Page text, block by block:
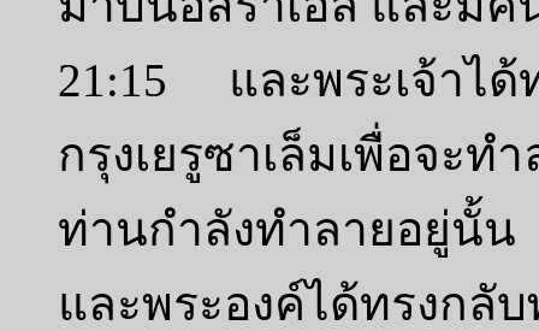
21:15 และพระเจ้าได้
กรุงเยรูซาเล็มเพื่อจ
ท่านกำลังทำลายอยู่นั้
และพระองค์ได้ทรงกลั